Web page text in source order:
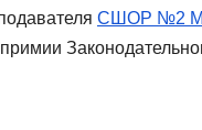
СШОР №2